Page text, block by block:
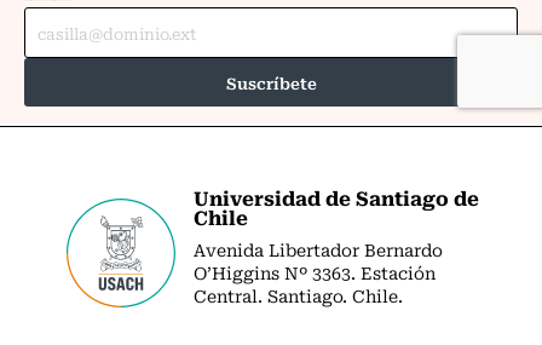
Universidad de Santiago de
Chile
Avenida Libertador Bernardo
O’Higgins Nº 3363. Estación
Central. Santiago. Chile.